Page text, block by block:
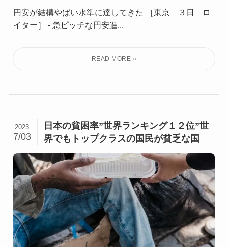
円安が結構やばい水準に達してきた ［東京 ３日 ロ
イター］ - 急ピッチな円安進...
日本の貧困率”世界ランキング１２位”世
界でもトップクラスの国民が貧乏な国
2023
7/03